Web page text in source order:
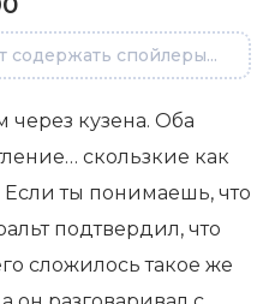
содержать спойлеры...
кузена. Оба
скользкие как
Если ты понимаешь, что
подтвердил, что
сложилось такое же